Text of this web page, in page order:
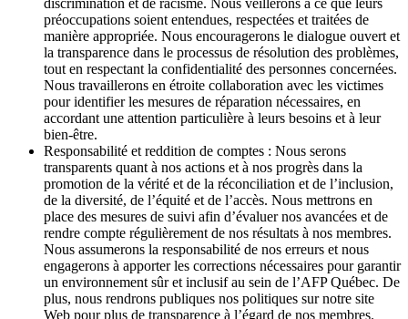
discrimination et de racisme. Nous veillerons à ce que leurs
préoccupations soient entendues, respectées et traitées de
manière appropriée. Nous encouragerons le dialogue ouvert et
la transparence dans le processus de résolution des problèmes,
tout en respectant la confidentialité des personnes concernées.
Nous travaillerons en étroite collaboration avec les victimes
pour identifier les mesures de réparation nécessaires, en
accordant une attention particulière à leurs besoins et à leur
bien-être.
Responsabilité et reddition de comptes : Nous serons
transparents quant à nos actions et à nos progrès dans la
promotion de la vérité et de la réconciliation et de l’inclusion,
de la diversité, de l’équité et de l’accès. Nous mettrons en
place des mesures de suivi afin d’évaluer nos avancées et de
rendre compte régulièrement de nos résultats à nos membres.
Nous assumerons la responsabilité de nos erreurs et nous
engagerons à apporter les corrections nécessaires pour garantir
un environnement sûr et inclusif au sein de l’AFP Québec. De
plus, nous rendrons publiques nos politiques sur notre site
Web pour plus de transparence à l’égard de nos membres.